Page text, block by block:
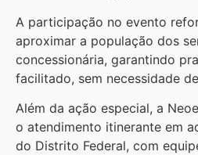
A participação no evento
aproximar a população dos
concessionária, garantindo
facilitado, sem necessidade
Além da ação especial, a
o atendimento itinerante em
do Distrito Federal, com